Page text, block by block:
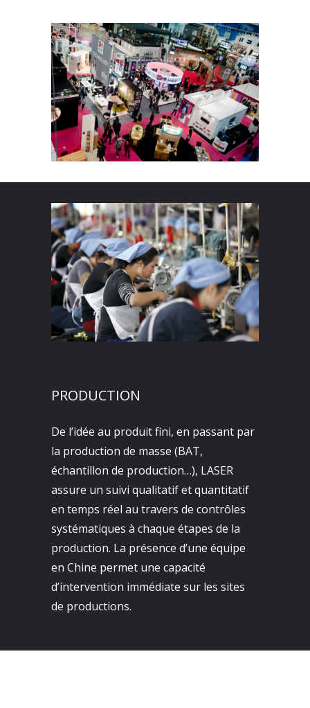
PRODUCTION
De l’idée au produit fini, en passant par
la production de masse (BAT,
échantillon de production…), LASER
assure un suivi qualitatif et quantitatif
en temps réel au travers de contrôles
systématiques à chaque étapes de la
production. La présence d’une équipe
en Chine permet une capacité
d’intervention immédiate sur les sites
de productions.